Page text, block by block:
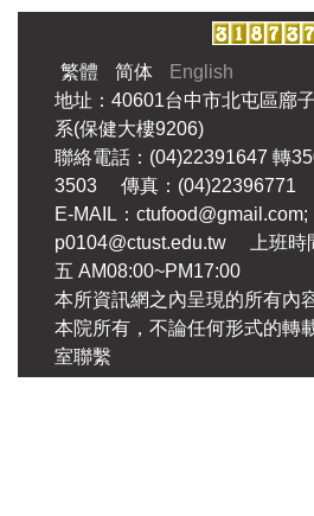
繁體 简体
English
地址：40601台中市北屯區廍
系(保健大樓9206)
聯絡電話：(04)22391647 轉
3503 傳真：(04)22396771
E-MAIL：ctufood@gmail.com;
p0104@ctust.edu.tw 上班時
五 AM08:00~PM17:00
本所資訊網之內呈現的所有內
本院所有，不論任何形式的轉
室聯繫